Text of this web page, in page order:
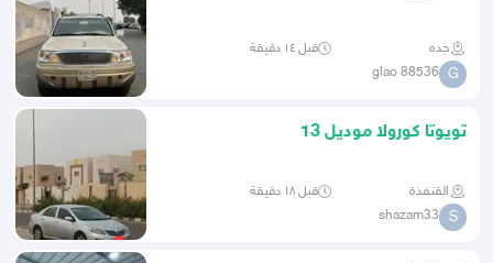
جده قبل ١٤ دقيقة
G
glao 88536
تويوتا كورولا موديل 13
القنفذة قبل ١٨ دقيقة
S
shazam33